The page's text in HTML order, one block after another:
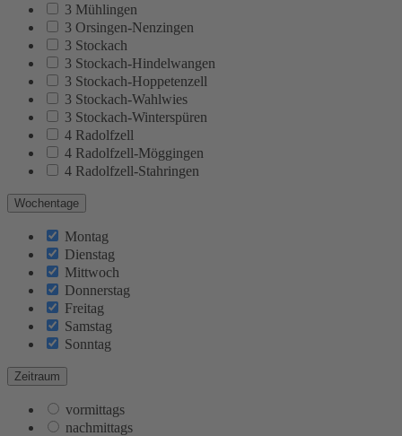
3 Mühlingen
3 Orsingen-Nenzingen
3 Stockach
3 Stockach-Hindelwangen
3 Stockach-Hoppetenzell
3 Stockach-Wahlwies
3 Stockach-Winterspüren
4 Radolfzell
4 Radolfzell-Möggingen
4 Radolfzell-Stahringen
Wochentage
Montag
Dienstag
Mittwoch
Donnerstag
Freitag
Samstag
Sonntag
Zeitraum
vormittags
nachmittags